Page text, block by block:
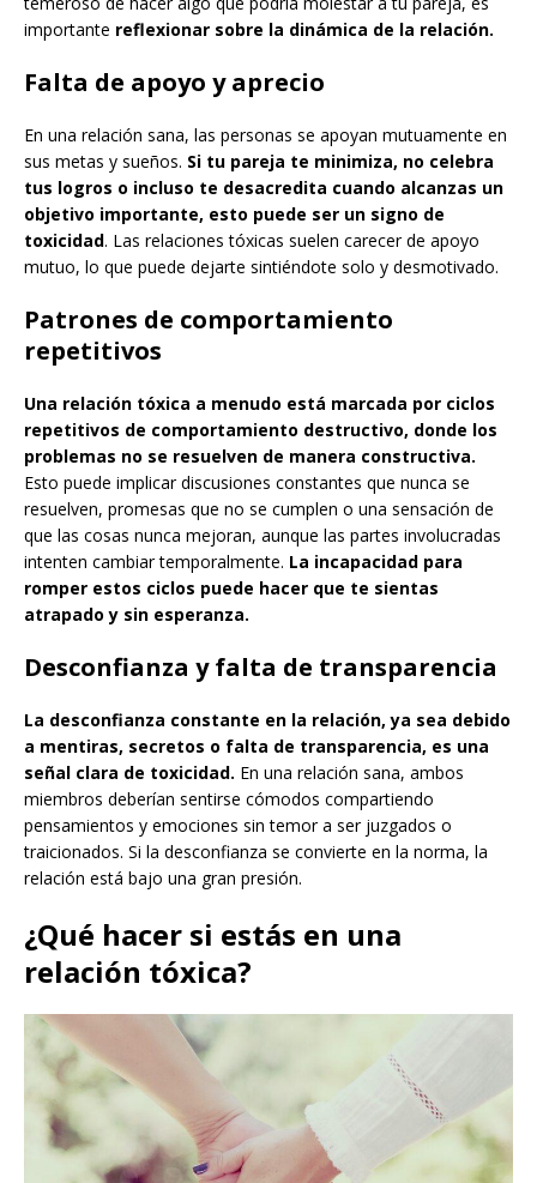
importante reflexionar sobre la dinámica de la relación.
Falta de apoyo y aprecio
En una relación sana, las personas se apoyan mutuamente en
sus metas y sueños. Si tu pareja te minimiza, no celebra
tus logros o incluso te desacredita cuando alcanzas un
objetivo importante, esto puede ser un signo de
toxicidad. Las relaciones tóxicas suelen carecer de apoyo
mutuo, lo que puede dejarte sintiéndote solo y desmotivado.
Patrones de comportamiento
repetitivos
Una relación tóxica a menudo está marcada por ciclos
repetitivos de comportamiento destructivo, donde los
problemas no se resuelven de manera constructiva.
Esto puede implicar discusiones constantes que nunca se
resuelven, promesas que no se cumplen o una sensación de
que las cosas nunca mejoran, aunque las partes involucradas
intenten cambiar temporalmente. La incapacidad para
romper estos ciclos puede hacer que te sientas
atrapado y sin esperanza.
Desconfianza y falta de transparencia
La desconfianza constante en la relación, ya sea debido
a mentiras, secretos o falta de transparencia, es una
señal clara de toxicidad. En una relación sana, ambos
miembros deberían sentirse cómodos compartiendo
pensamientos y emociones sin temor a ser juzgados o
traicionados. Si la desconfianza se convierte en la norma, la
relación está bajo una gran presión.
¿Qué hacer si estás en una
relación tóxica?